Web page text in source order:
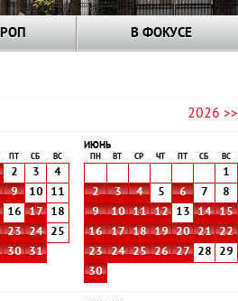
В ФОКУСЕ
2026 >>
СБ ВС
2 3
4
9 10
11
16 17
18
23 24
25
30 31
ИЮНЬ
ПН ВТ СР ЧТ СБ ВС
1
2
3 4 5 6 7
8
9
10 11 12 13 14
15
16
17 18 19 20 21
22
23
24 25 26 27 28
29
30